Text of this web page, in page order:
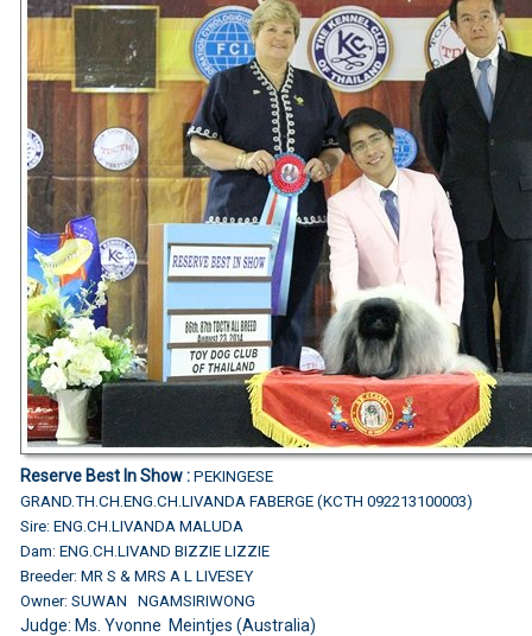
Reserve Best In Show : PEKINGESE
GRAND.TH.CH.ENG.CH.LIVANDA FABERGE (KCTH 092213100003)
Sire: ENG.CH.LIVANDA MALUDA
Dam: ENG.CH.LIVAND BIZZIE LIZZIE
Breeder: MR S & MRS A L LIVESEY
Owner: SUWAN NGAMSIRIWONG
Judge: Ms. Yvonne Meintjes (Australia)